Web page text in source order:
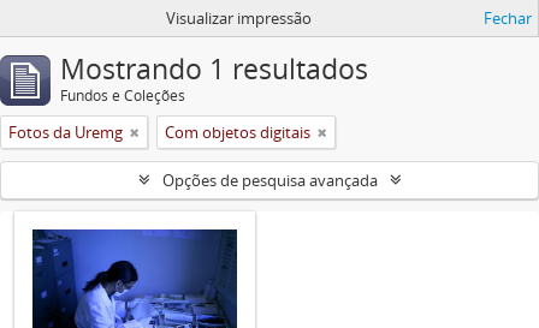
Visualizar impressão Fechar
Mostrando 1 resultados
Fundos e Coleções
Fotos da Uremg Com objetos digitais
Opções de pesquisa avançada